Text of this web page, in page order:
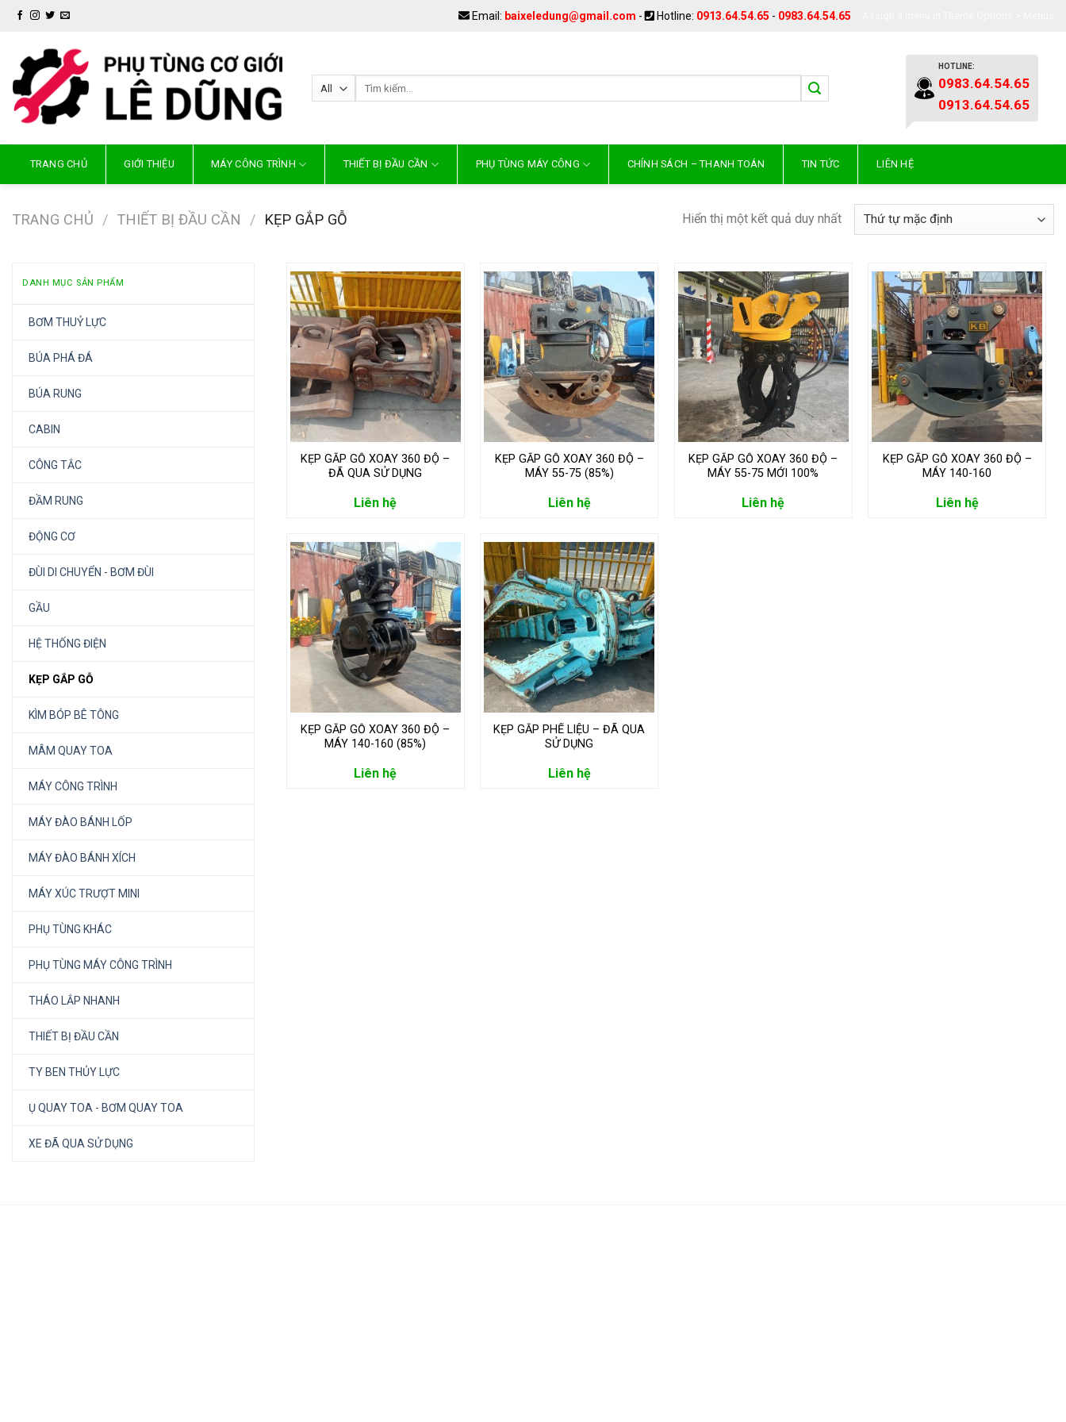
Skip
Email: baixeledung@gmail.com - Hotline: 0913.64.54.65 - 0983.64.54.65
HOTLINE:
0983.64.54.65
0913.64.54.65
TRANG CHỦ GIỚI THIỆU MÁY CÔNG TRÌNH THIẾT BỊ ĐẦU CẦN PHỤ TÙNG MÁY CÔNG CHÍNH SÁCH – THANH TOÁN TIN TỨC LIÊN HỆ
TRANG CHỦ / THIẾT BỊ ĐẦU CẦN / KẸP GẮP GỖ Hiển thị một kết quả duy nhất
DANH MỤC SẢN PHẨM
BƠM THUỶ LỰC
BÚA PHÁ ĐÁ
BÚA RUNG
CABIN
CÔNG TẮC
ĐẦM RUNG
ĐỘNG CƠ
ĐÙI DI CHUYỂN - BƠM ĐÙI
GẦU
HỆ THỐNG ĐIỆN
KẸP GẮP GỖ
KÌM BÓP BÊ TÔNG
MÂM QUAY TOA
MÁY CÔNG TRÌNH
MÁY ĐÀO BÁNH LỐP
MÁY ĐÀO BÁNH XÍCH
MÁY XÚC TRƯỢT MINI
PHỤ TÙNG KHÁC
PHỤ TÙNG MÁY CÔNG TRÌNH
THÁO LẮP NHANH
THIẾT BỊ ĐẦU CẦN
TY BEN THỦY LỰC
Ụ QUAY TOA - BƠM QUAY TOA
XE ĐÃ QUA SỬ DỤNG
KẸP GẮP GỖ XOAY 360 ĐỘ –
ĐÃ QUA SỬ DỤNG
Liên hệ
KẸP GẮP GỖ XOAY 360 ĐỘ –
MÁY 55-75 (85%)
Liên hệ
KẸP GẮP GỖ XOAY 360 ĐỘ –
MÁY 55-75 MỚI 100%
Liên hệ
KẸP GẮP GỖ XOAY 360 ĐỘ –
MÁY 140-160
Liên hệ
KẸP GẮP GỖ XOAY 360 ĐỘ –
MÁY 140-160 (85%)
Liên hệ
KẸP GẮP PHẾ LIỆU – ĐÃ QUA
SỬ DỤNG
Liên hệ